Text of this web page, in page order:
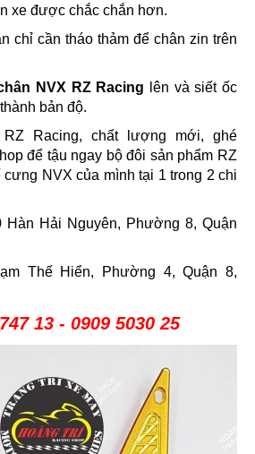
xe được chắc chắn hơn.
chỉ cần tháo thảm để chân zin trên
NVX RZ Racing lên và siết ốc
bản độ.
Racing, chất lượng mới, ghé
để tậu ngay bộ đôi sản phẩm RZ
cưng NVX của mình tại 1 trong 2 chi
Hàn Hải Nguyên, Phường 8, Quận
Thế Hiển, Phường 4, Quận 8,
13 - 0909 5030 25